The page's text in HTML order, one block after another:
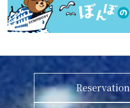
Reservation